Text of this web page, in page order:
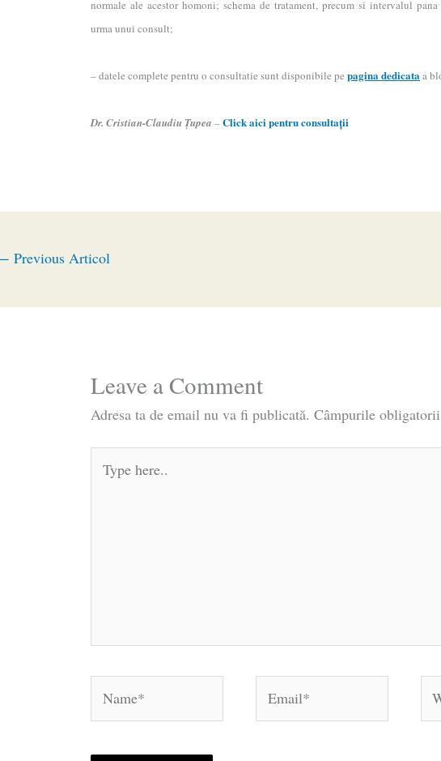
normale ale acestor homoni; schema de tratament, precum si intervalul
urma unui consult;
– datele complete pentru o consultatie sunt disponibile pepagina dedicataa
Dr. Cristian-Claudiu Ţupea –Click aici pentru consultaţii
Previous Articol
Leave a Comment
Adresa ta de email nu va fi publicată. Câmpurile
here..